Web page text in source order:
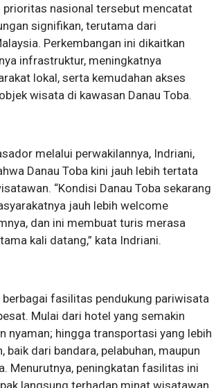
prioritas nasional tersebut mencatat
signifikan, terutama dari
Perkembangan ini dikaitkan
infrastruktur, meningkatnya
lokal, serta kemudahan akses
wisata di kawasan Danau Toba.
melalui perwakilannya, Indriani,
Danau Toba kini jauh lebih tertata
“Kondisi Danau Toba sekarang
jauh lebih welcome
dan ini membuat turis merasa
kali datang,” kata Indriani.
berbagai fasilitas pendukung pariwisata
Mulai dari hotel yang semakin
nyaman; hingga transportasi yang lebih
baik dari bandara, pelabuhan, maupun
Menurutnya, peningkatan fasilitas ini
langsung terhadap minat wisatawan